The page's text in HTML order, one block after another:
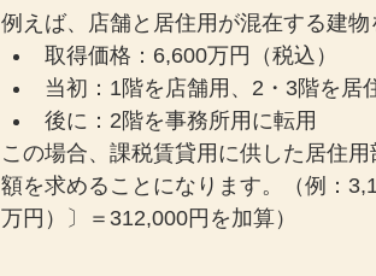
例えば、店舗と居住用が混在する建
取得価格：6,600万円（税込）
当初：1階を店舗用、2・3階を居
後に：2階を事務所用に転用
この場合、課税賃貸用に供した居住
額を求めることになります。（例：
万円）〕＝312,000円を加算）